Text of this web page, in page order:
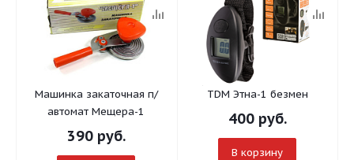
Машинка закаточная п/
автомат Мещера-1
390руб.
TDM Этна-1 безмен
400руб.
В корзину